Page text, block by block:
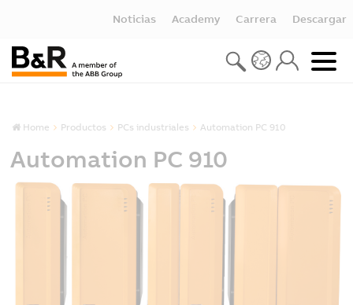
Noticias Academy Carrera Descargar
Home Productos PCs industriales Automation PC 910
Automation PC 910